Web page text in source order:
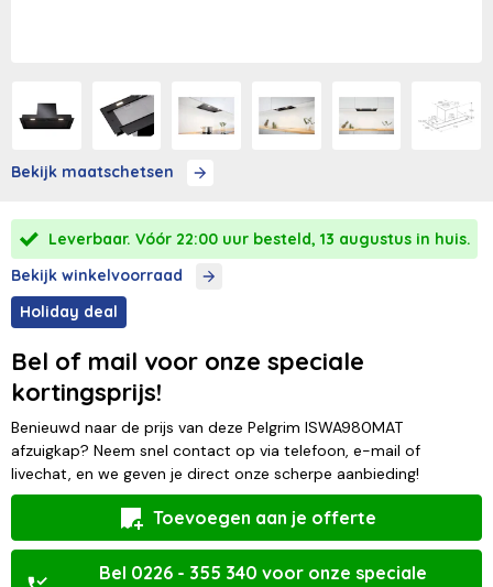
Bekijk maatschetsen
Leverbaar. Vóór 22:00 uur besteld, 13 augustus in huis.
Bekijk winkelvoorraad
Holiday deal
Bel of mail voor onze speciale
kortingsprijs!
Benieuwd naar de prijs van deze Pelgrim ISWA980MAT
afzuigkap? Neem snel contact op via telefoon, e-mail of
livechat, en we geven je direct onze scherpe aanbieding!
Toevoegen aan je offerte
Bel 0226 - 355 340 voor onze speciale